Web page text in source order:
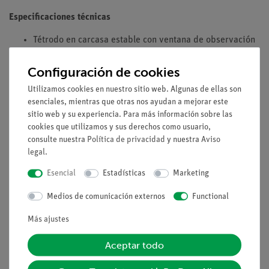
Especificaciones técnicas
Tétrodo en carcasa estable con ventana de observación
Tensión U2: 4,0 V
Tensión U3: 5,0 V
Tensión de calentamiento UH: 4,3 V
Corriente máxima de salida: 10 µA
Experimentos
Accesorios
Medios / Descargas
Configuración de cookies
Utilizamos cookies en nuestro sitio web. Algunas de ellas son
esenciales, mientras que otras nos ayudan a mejorar este
sitio web y su experiencia. Para más información sobre las
cookies que utilizamos y sus derechos como usuario,
consulte nuestra Política de privacidad y nuestra Aviso
legal.
Esencial Estadísticas Marketing
Medios de comunicación externos Functional
Más ajustes
Aceptar todo